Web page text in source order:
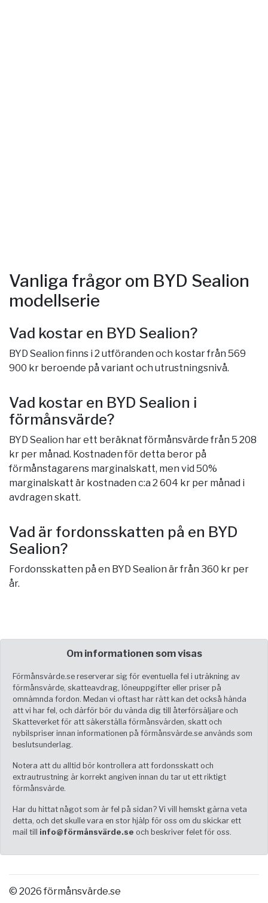
Vanliga frågor om BYD Sealion
modellserie
Vad kostar en BYD Sealion?
BYD Sealion finns i 2 utföranden och kostar från 569
900 kr beroende på variant och utrustningsnivå.
Vad kostar en BYD Sealion i
förmånsvärde?
BYD Sealion har ett beräknat förmånsvärde från 5 208
kr per månad. Kostnaden för detta beror på
förmånstagarens marginalskatt, men vid 50%
marginalskatt är kostnaden c:a 2 604 kr per månad i
avdragen skatt.
Vad är fordonsskatten på en BYD
Sealion?
Fordonsskatten på en BYD Sealion är från 360 kr per
år.
Om informationen som visas
Förmånsvärde.se reserverar sig för eventuella fel i uträkning av
förmånsvärde, skatteavdrag, löneuppgifter eller priser på
omnämnda fordon. Medan vi oftast har rätt kan det också hända
att vi har fel, och därför bör du vända dig till återförsäljare och
Skatteverket för att säkerställa förmånsvärden, skatt och
nybilspriser innan informationen på förmånsvärde.se används som
beslutsunderlag.
Notera att du alltid bör kontrollera att fordonsskatt och
extrautrustning är korrekt angiven innan du tar ut ett riktigt
förmånsvärde.
Har du hittat något som är fel på sidan? Vi vill hemskt gärna veta
detta, och det skulle vara en stor hjälp för oss om du skickar ett
mail till info@förmånsvärde.se och beskriver felet för oss.
© 2026 förmånsvärde.se